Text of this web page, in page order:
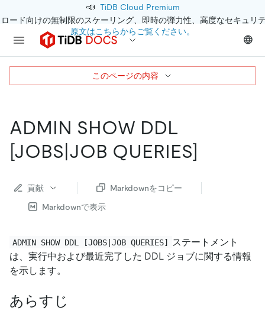
📣 TiDB Cloud Premium
ード向けの無制限のスケーリング、即時の弾力性、高度なセキュリ
原文はこちらからご覧ください。
ADMIN SHOW DDL
[JOBS|JOB QUERIES]
貢献
Markdownをコピー
Markdownで表示
ADMIN SHOW DDL [JOBS|JOB QUERIES]
ステートメント
は、実行中および最近完了した DDL ジョブに関する情報
を示します。
あらすじ
このページの内容